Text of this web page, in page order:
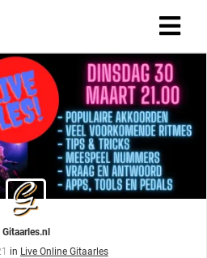
Gitaarles.nl
in Live Online Gitaarles